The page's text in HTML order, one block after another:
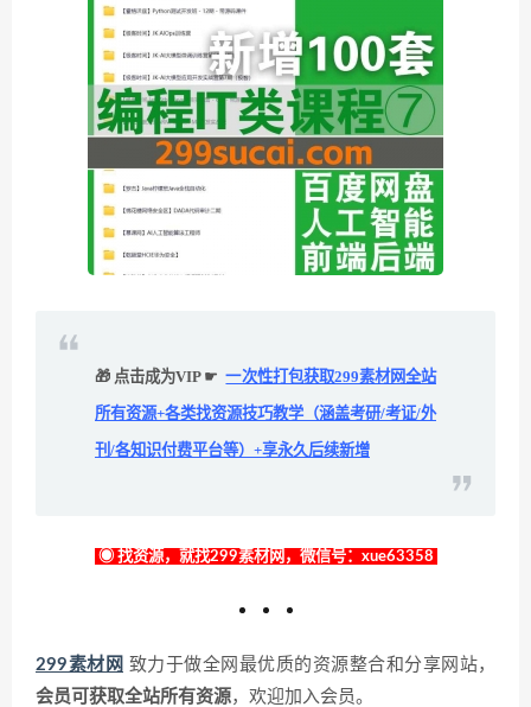
🎁 点击成为VIP ☛ 一次性打包获取299素材网全站
所有资源+各类找资源技巧教学（涵盖考研/考证/外
刊/各知识付费平台等）+享永久后续新增
◉ 找资源，就找299素材网，微信号：xue63358
299素材网 致力于做全网最优质的资源整合和分享网站，
会员可获取全站所有资源，欢迎加入会员。